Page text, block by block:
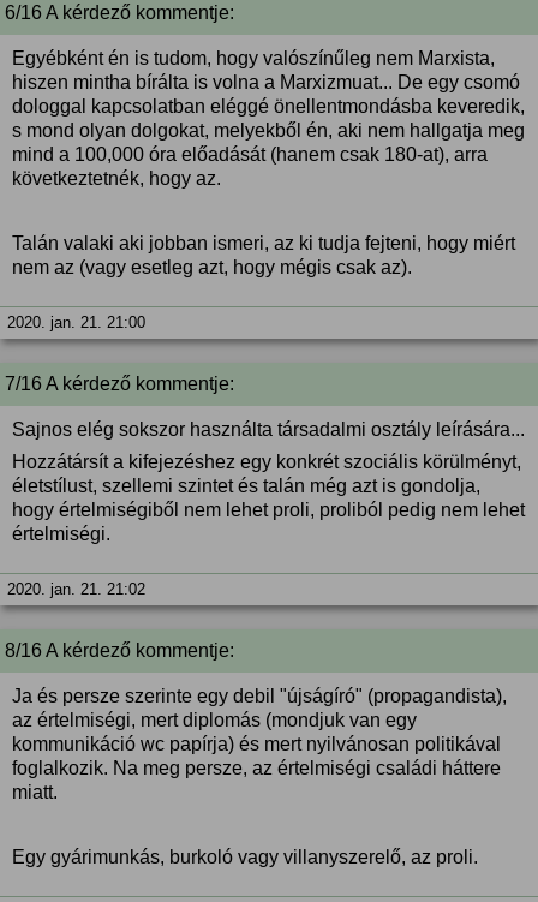
6/16 A kérdező kommentje:
Egyébként én is tudom, hogy valószínűleg nem Marxista,
hiszen mintha bírálta is volna a Marxizmuat... De egy csomó
dologgal kapcsolatban eléggé önellentmondásba keveredik,
s mond olyan dolgokat, melyekből én, aki nem hallgatja meg
mind a 100,000 óra előadását (hanem csak 180-at), arra
következtetnék, hogy az.
Talán valaki aki jobban ismeri, az ki tudja fejteni, hogy miért
nem az (vagy esetleg azt, hogy mégis csak az).
2020. jan. 21. 21:00
7/16 A kérdező kommentje:
Sajnos elég sokszor használta társadalmi osztály leírására...
Hozzátársít a kifejezéshez egy konkrét szociális körülményt,
életstílust, szellemi szintet és talán még azt is gondolja,
hogy értelmiségiből nem lehet proli, proliból pedig nem lehet
értelmiségi.
2020. jan. 21. 21:02
8/16 A kérdező kommentje:
Ja és persze szerinte egy debil "újságíró" (propagandista),
az értelmiségi, mert diplomás (mondjuk van egy
kommunikáció wc papírja) és mert nyilvánosan politikával
foglalkozik. Na meg persze, az értelmiségi családi háttere
miatt.
Egy gyárimunkás, burkoló vagy villanyszerelő, az proli.